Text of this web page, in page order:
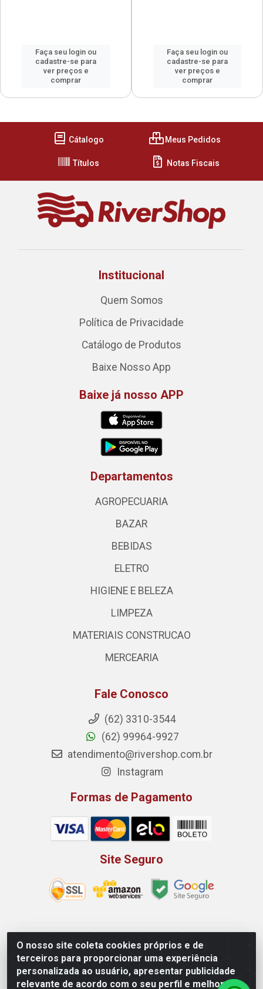
Faça seu login ou
cadastre-se para
ver preços e
comprar
Faça seu login ou
cadastre-se para
ver preços e
comprar
O nosso site coleta cookies próprios e de
terceiros para proporcionar uma experiência
personalizada ao usuário, apresentar publicidade
relevante de acordo com o seu perfil e melhorar a
Cátalogo Meus Pedidos
Títulos Notas Fiscais
Institucional
Quem Somos
Política de Privacidade
Catálogo de Produtos
Baixe Nosso App
Baixe já nosso APP
Departamentos
AGROPECUARIA
BAZAR
BEBIDAS
ELETRO
HIGIENE E BELEZA
LIMPEZA
MATERIAIS CONSTRUCAO
MERCEARIA
Fale Conosco
(62) 3310-3544
(62) 99964-9927
atendimento@rivershop.com.br
Instagram
Formas de Pagamento
Site Seguro
Rio Vermelho Distribuição de Alimentos LTDA - Rodovia
BR, 153, KM 52 N 00 QD 00 LT 16 - Bairro Jardim
Eldorado, Anápolis/GO - CEP 75.045-190 - CNPJ
10.912.900/0002-40